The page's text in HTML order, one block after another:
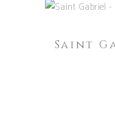
Saint